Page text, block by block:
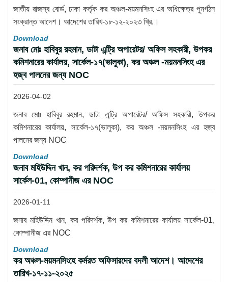
জাতীয় রাজস্ব বোর্ড, ঢাকা কর্তৃক কর অঞ্চল-ময়মনসিংহ এর অধিক্ষেত্র পুনর্গঠন
সংক্রান্ত আদেশ। আদেশের তারিখ-১৮-১২-২০২৩ খ্রি.।
Download
জনাব মোঃ হাবিবুর রহমান, ডাটা এন্ট্রি অপারেটর/ অফিস সহকারী, উপকর
কমিশনারের কার্যালয়, সার্কেল-১৭(ভালুকা), কর অঞ্চল -ময়মনসিংহ এর
হজ্ব পালনের জন্য NOC
2026-04-02
জনাব মোঃ হাবিবুর রহমান, ডাটা এন্ট্রি অপারেটর/ অফিস সহকারী, উপকর
কমিশনারের কার্যালয়, সার্কেল-১৭(ভালুকা), কর অঞ্চল -ময়মনসিংহ এর হজ্ব
পালনের জন্য NOC
Download
জনাব মহিউদ্দিন খান, কর পরিদর্শক, উপ কর কমিশনারের কার্যালয়
সার্কেল-01, কোম্পানীজ এর NOC
2026-01-11
জনাব মহিউদ্দিন খান, কর পরিদর্শক, উপ কর কমিশনারের কার্যালয় সার্কেল-01,
কোম্পানীজ এর NOC
Download
কর অঞ্চল-ময়মনসিংহে কর্মরত অফিসারদের বদলী আদেশ। আদেশের
তারিখ-১৭-১১-২০২৫